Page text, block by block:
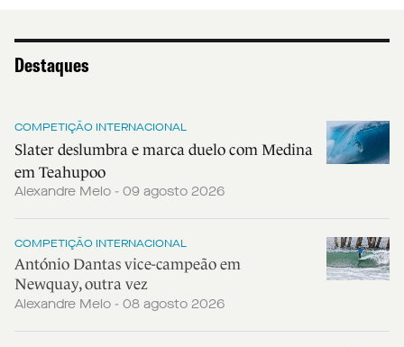
Destaques
COMPETIÇÃO INTERNACIONAL
Slater deslumbra e marca duelo com Medina
em Teahupoo
Alexandre Melo - 09 agosto 2026
COMPETIÇÃO INTERNACIONAL
António Dantas vice-campeão em
Newquay, outra vez
Alexandre Melo - 08 agosto 2026